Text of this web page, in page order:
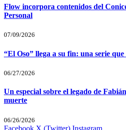
Flow incorpora contenidos del
Personal
07/09/2026
“El Oso” llega a su fin: una serie
06/27/2026
Un especial sobre el legado de
muerte
06/26/2026
Facebook X (Twitter) Instagram